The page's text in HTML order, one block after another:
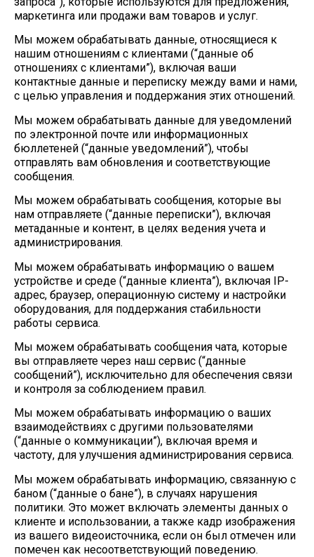
маркетинга или продажи вам товаров и услуг.
Мы можем обрабатывать данные, относящиеся к
нашим отношениям с клиентами (“данные об
отношениях с клиентами”), включая ваши
контактные данные и переписку между вами и нами,
с целью управления и поддержания этих отношений.
Мы можем обрабатывать данные для уведомлений
по электронной почте или информационных
бюллетеней (“данные уведомлений”), чтобы
отправлять вам обновления и соответствующие
сообщения.
Мы можем обрабатывать сообщения, которые вы
нам отправляете (“данные переписки”), включая
метаданные и контент, в целях ведения учета и
администрирования.
Мы можем обрабатывать информацию о вашем
устройстве и среде (“данные клиента”), включая IP-
адрес, браузер, операционную систему и настройки
оборудования, для поддержания стабильности
работы сервиса.
Мы можем обрабатывать сообщения чата, которые
вы отправляете через наш сервис (“данные
сообщений”), исключительно для обеспечения связи
и контроля за соблюдением правил.
Мы можем обрабатывать информацию о ваших
взаимодействиях с другими пользователями
(“данные о коммуникации”), включая время и
частоту, для улучшения администрирования сервиса.
Мы можем обрабатывать информацию, связанную с
баном (“данные о бане”), в случаях нарушения
политики. Это может включать элементы данных о
клиенте и использовании, а также кадр изображения
из вашего видеоисточника, если он был отмечен или
помечен как несоответствующий поведению.